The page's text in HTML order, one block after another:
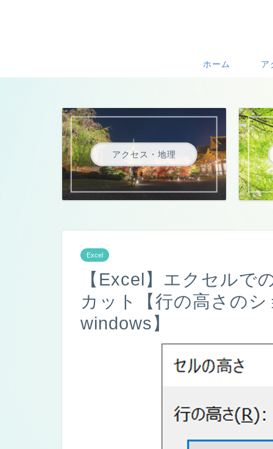
ホーム ア
アクセス・地理
Excel
【Excel】エクセルで
カット【行の高さの
windows】